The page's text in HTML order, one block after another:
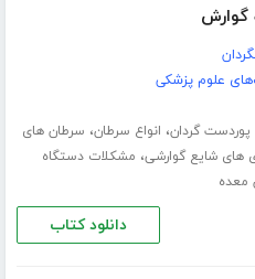
گوارش
علوم پزشکی
پوردست گردان، انواع سرطان، سرطان های
های شایع گوارشی، مشکلات دستگاه
معده
دانلود کتاب